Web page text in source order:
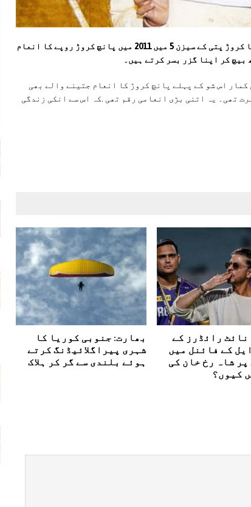
بھارتی ٹیلی ویژن کے مشہور گیم شو کون بنے گا کروڑ پتی کے سیزن 5 میں 2011 میں پانچ کروڑ روپے کا انعام
بیچ کر اپنا گزر بسر کرتے ہیں۔
اس شو کے پہلے پانچ کروڑ کا انعام جتینے والے بھی
تھی۔ یہ اتنی بڑی انعامی رقم تھی .کہ اس سے انکی زندگی
رائڈرز کے
کے فائنل میں
پر شاہ رخ خان کی
کیوں؟
بھارت: جنوبی کوریا کا
شہری پیراگلائیڈنگ کرتے
ہوئے بلندی سے گر کر ہلاک